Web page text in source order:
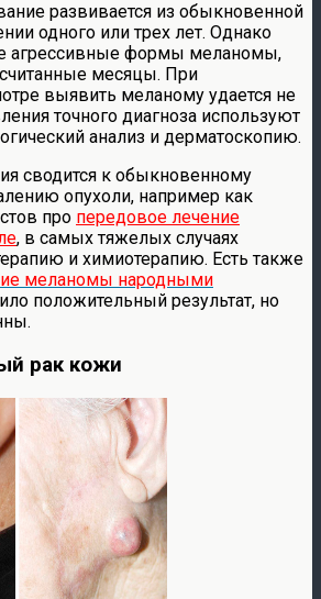
развивается из обыкновенной
одного или трех лет. Однако
агрессивные формы меланомы,
месяцы. При
выявить меланому удается не
точного диагноза используют
анализ и дерматоскопию.
сводится к обыкновенному
опухоли, например как
про передовое лечение
, в самых тяжелых случаях
и химиотерапию. Есть также
меланомы народными
положительный результат, но
рак кожи